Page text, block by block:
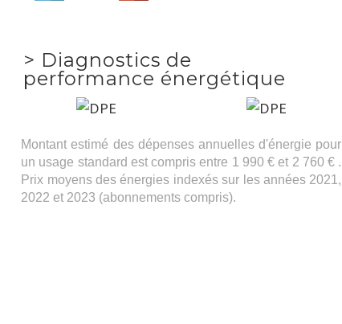
> Diagnostics de
performance énergétique
Montant estimé des dépenses annuelles d'énergie pour
un usage standard est compris entre 1 990 € et 2 760 € .
Prix moyens des énergies indexés sur les années 2021,
2022 et 2023 (abonnements compris).